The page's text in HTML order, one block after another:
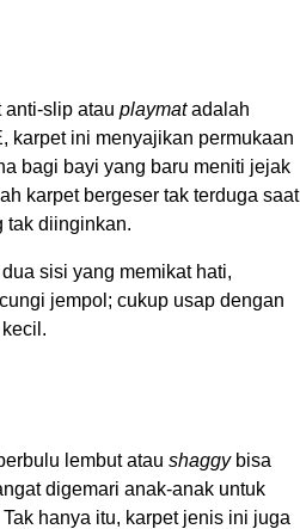
anti-slip atau playmatadalah
karpet ini menyajikan permukaan
bagi bayi yang baru meniti jejak
karpet bergeser tak terduga saat
tak diinginkan.
sisi yang memikat hati,
jempol; cukup usap dengan
lembut atau shaggybisa
digemari anak-anak untuk
hanya itu, karpet jenis ini juga